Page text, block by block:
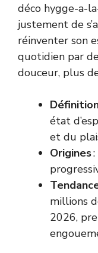
déco hygge-a-
justement de
réinventer son
quotidien par
douceur, plus
état
et du
Origines
millions
2026,